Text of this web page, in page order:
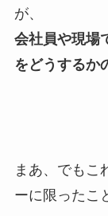
が、
会社員や現場
をどうするか
まあ、でもこ
ーに限ったこ